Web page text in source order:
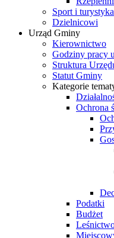
Sport i turystyka
Dzielnicowi
Urząd Gminy
Kierownictwo
Godziny pracy
Struktura
Statut Gminy
Kategorie
Ochrona
Podatki
Budżet